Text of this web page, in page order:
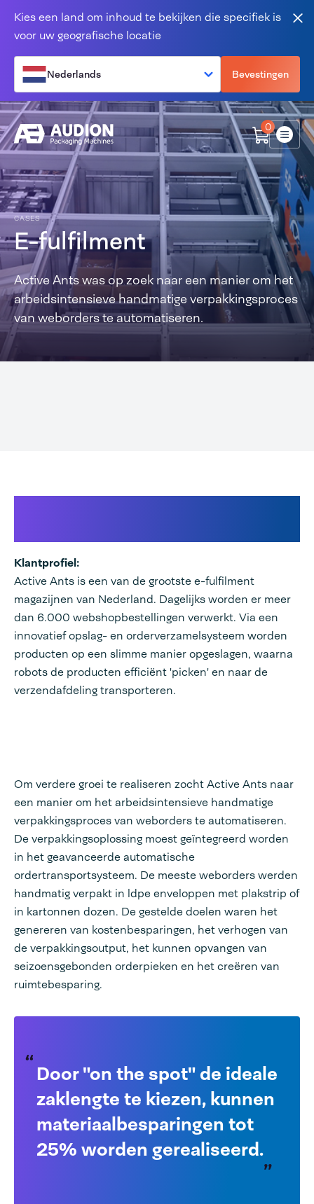
Kies een land om inhoud te bekijken die specifiek is
voor uw geografische locatie
Nederlands Bevestingen
0
Menu
CASES
E-fulfilment
Active Ants was op zoek naar een manier om het
arbeidsintensieve handmatige verpakkingsproces
van weborders te automatiseren.
Klantprofiel:
Active Ants is een van de grootste e-fulfilment
magazijnen van Nederland. Dagelijks worden er meer
dan 6.000 webshopbestellingen verwerkt. Via een
innovatief opslag- en orderverzamelsysteem worden
producten op een slimme manier opgeslagen, waarna
robots de producten efficiënt 'picken' en naar de
verzendafdeling transporteren.
Om verdere groei te realiseren zocht Active Ants naar
een manier om het arbeidsintensieve handmatige
verpakkingsproces van weborders te automatiseren.
De verpakkingsoplossing moest geïntegreerd worden
in het geavanceerde automatische
ordertransportsysteem. De meeste weborders werden
handmatig verpakt in ldpe enveloppen met plakstrip of
in kartonnen dozen. De gestelde doelen waren het
genereren van kostenbesparingen, het verhogen van
de verpakkingsoutput, het kunnen opvangen van
seizoensgebonden orderpieken en het creëren van
ruimtebesparing.
Door "on the spot" de ideale
zaklengte te kiezen, kunnen
materiaalbesparingen tot
25% worden gerealiseerd.